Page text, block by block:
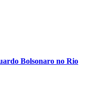
Bolsonaro no Rio